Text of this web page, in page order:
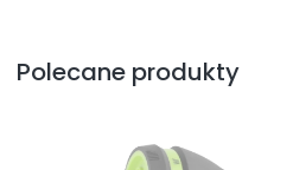
Polecane produkty